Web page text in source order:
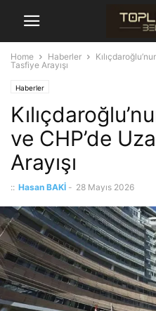
Home Haberler
Tasfiye Arayışı
Haberler
ve CHP’de
Arayışı
:: Hasan BAKİ - 28 Mayıs 2026